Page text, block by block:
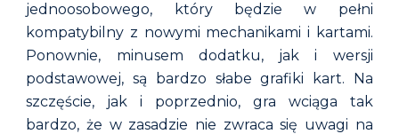
jednoosobowego, który będzie w pełni
kompatybilny z nowymi mechanikami i kartami.
Ponownie, minusem dodatku, jak i wersji
podstawowej, są bardzo słabe grafiki kart. Na
szczęście, jak i poprzednio, gra wciąga tak
bardzo, że w zasadzie nie zwraca się uwagi na